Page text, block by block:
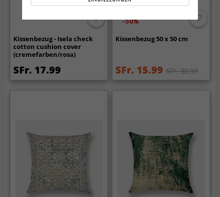
Kissenbezug - Isela check
cotton cushion cover
(cremefarben/rosa)
SFr. 17.99
-50%
Kissenbezug 50 x 50 cm
SFr. 15.99 SFr. 30.99